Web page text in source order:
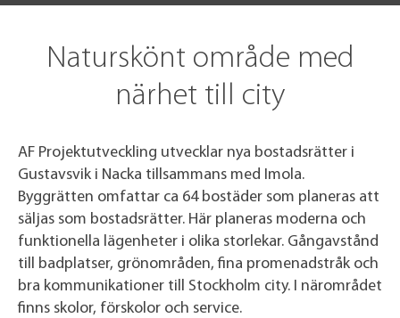
Naturskönt område med
närhet till city
AF Projektutveckling utvecklar nya bostadsrätter i
Gustavsvik i Nacka tillsammans med Imola.
Byggrätten omfattar ca 64 bostäder som planeras att
säljas som bostadsrätter. Här planeras moderna och
funktionella lägenheter i olika storlekar. Gångavstånd
till badplatser, grönområden, fina promenadstråk och
bra kommunikationer till Stockholm city. I närområdet
finns skolor, förskolor och service.